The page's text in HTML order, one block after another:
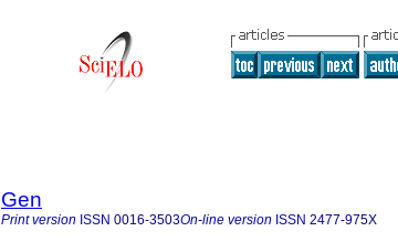
Gen
Print version ISSN 0016-3503On-line version ISSN 2477-975X